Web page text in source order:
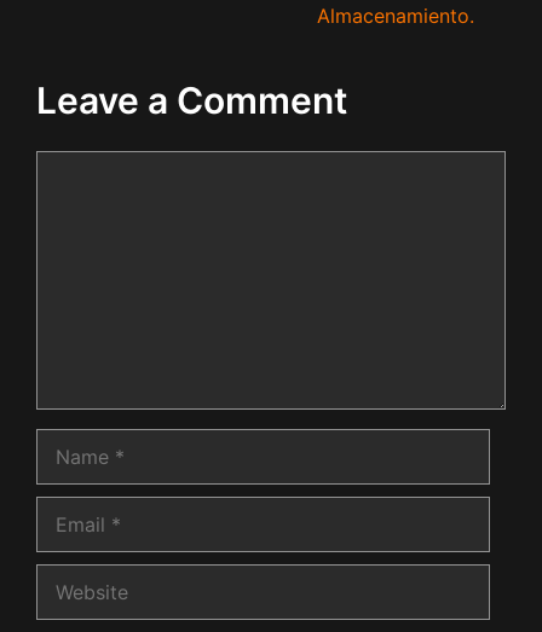
Almacenamiento.
Leave a Comment